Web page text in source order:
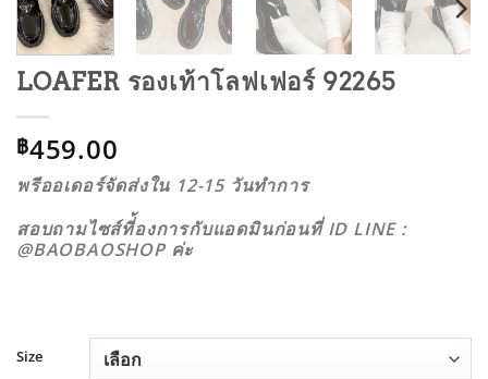
LOAFER รองเท้าโลฟเฟอร์ 92265
฿459.00
พรีออเดอร์จัดส่งใน 12-15 วันทำการ
สอบถามไซส์ที่้องการกับแอดมินก่อนที่ ID LINE :
@BAOBAOSHOP ค่ะ
Size